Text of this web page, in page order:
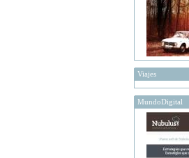
Viajes
MundoDigital